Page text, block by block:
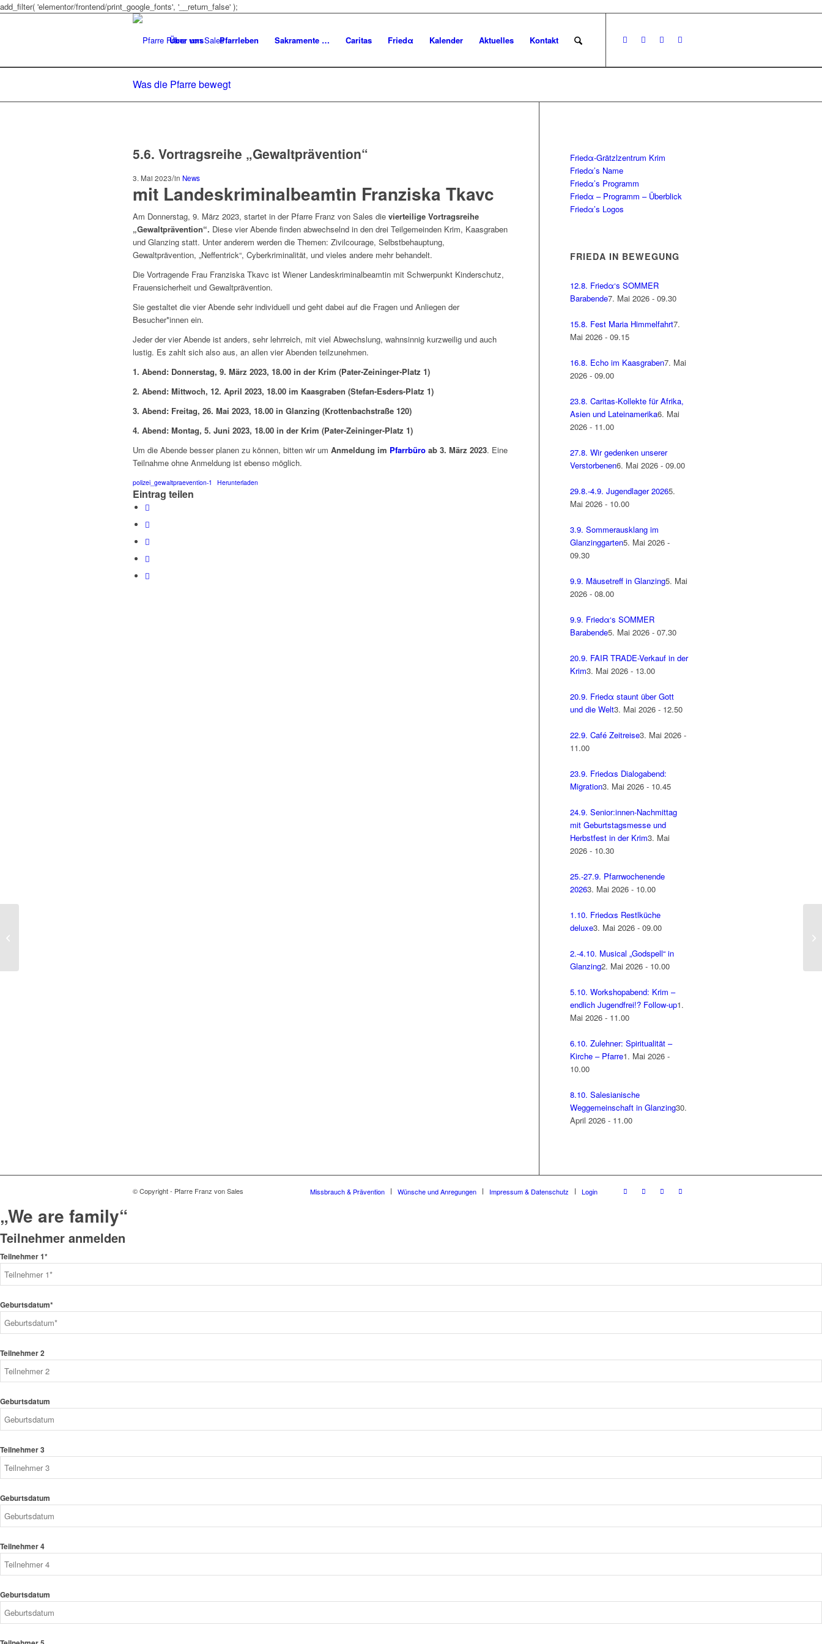
add_filter( 'elementor/frontend/print_google_fonts', '__return_false' );
Über uns Pfarrleben Sakramente … Caritas Friedα Kalender Aktuelles Kontakt
Was die Pfarre bewegt
5.6. Vortragsreihe „Gewaltprävention“
3. Mai 2023/in News
mit Landeskriminalbeamtin Franziska Tkavc
Am Donnerstag, 9. März 2023, startet in der Pfarre Franz von Sales die vierteilige Vortragsreihe
„Gewaltprävention“. Diese vier Abende finden abwechselnd in den drei Teilgemeinden Krim, Kaasgraben
und Glanzing statt. Unter anderem werden die Themen: Zivilcourage, Selbstbehauptung,
Gewaltprävention, „Neffentrick“, Cyberkriminalität, und vieles andere mehr behandelt.
Die Vortragende Frau Franziska Tkavc ist Wiener Landeskriminalbeamtin mit Schwerpunkt Kinderschutz,
Frauensicherheit und Gewaltprävention.
Sie gestaltet die vier Abende sehr individuell und geht dabei auf die Fragen und Anliegen der
Besucher*innen ein.
Jeder der vier Abende ist anders, sehr lehrreich, mit viel Abwechslung, wahnsinnig kurzweilig und auch
lustig. Es zahlt sich also aus, an allen vier Abenden teilzunehmen.
1. Abend: Donnerstag, 9. März 2023, 18.00 in der Krim (Pater-Zeininger-Platz 1)
2. Abend: Mittwoch, 12. April 2023, 18.00 im Kaasgraben (Stefan-Esders-Platz 1)
3. Abend: Freitag, 26. Mai 2023, 18.00 in Glanzing (Krottenbachstraße 120)
4. Abend: Montag, 5. Juni 2023, 18.00 in der Krim (Pater-Zeininger-Platz 1)
Um die Abende besser planen zu können, bitten wir um Anmeldung im Pfarrbüro ab 3. März 2023. Eine
Teilnahme ohne Anmeldung ist ebenso möglich.
polizei_gewaltpraevention-1 Herunterladen
Eintrag teilen
Friedα-Grätzlzentrum Krim
Friedα’s Name
Friedα’s Programm
Friedα – Programm – Überblick
Friedα’s Logos
FRIEDΑ IN BEWEGUNG
12.8. Friedα‘s SOMMER
Barabende7. Mai 2026 - 09.30
15.8. Fest Maria Himmelfahrt7.
Mai 2026 - 09.15
16.8. Echo im Kaasgraben7. Mai
2026 - 09.00
23.8. Caritas-Kollekte für Afrika,
Asien und Lateinamerika6. Mai
2026 - 11.00
27.8. Wir gedenken unserer
Verstorbenen6. Mai 2026 - 09.00
29.8.-4.9. Jugendlager 20265.
Mai 2026 - 10.00
3.9. Sommerausklang im
Glanzinggarten5. Mai 2026 -
09.30
9.9. Mäusetreff in Glanzing5. Mai
2026 - 08.00
9.9. Friedα‘s SOMMER
Barabende5. Mai 2026 - 07.30
20.9. FAIR TRADE-Verkauf in der
Krim3. Mai 2026 - 13.00
20.9. Friedα staunt über Gott
und die Welt3. Mai 2026 - 12.50
22.9. Café Zeitreise3. Mai 2026 -
11.00
23.9. Friedαs Dialogabend:
Migration3. Mai 2026 - 10.45
24.9. Senior:innen-Nachmittag
mit Geburtstagsmesse und
Herbstfest in der Krim3. Mai
2026 - 10.30
25.-27.9. Pfarrwochenende
20263. Mai 2026 - 10.00
1.10. Friedαs Restlküche
deluxe3. Mai 2026 - 09.00
2.-4.10. Musical „Godspell“ in
Glanzing2. Mai 2026 - 10.00
5.10. Workshopabend: Krim –
endlich Jugendfrei!? Follow-up1.
Mai 2026 - 11.00
6.10. Zulehner: Spiritualität –
Kirche – Pfarre1. Mai 2026 -
10.00
8.10. Salesianische
Weggemeinschaft in Glanzing30.
April 2026 - 11.00
© Copyright - Pfarre Franz von Sales Missbrauch & Prävention Wünsche und Anregungen Impressum & Datenschutz Login
„We are family“
Teilnehmer anmelden
Teilnehmer 1*
Geburtsdatum*
Teilnehmer 2
Geburtsdatum
Teilnehmer 3
Geburtsdatum
Teilnehmer 4
Geburtsdatum